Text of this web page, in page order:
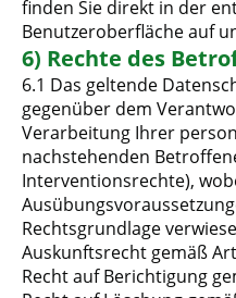
finden Sie direkt in der
Benutzeroberfläche auf
6) Rechte des
6.1 Das geltende
gegenüber dem
Verarbeitung Ihrer
nachstehenden
Interventionsrechte),
Rechtsgrundlage
Auskunftsrecht gemäß
Recht auf Berichtigung